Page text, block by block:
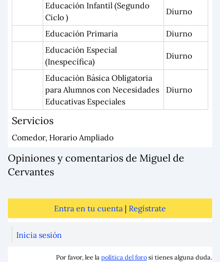
Educación Infantil (Segundo
Ciclo )
Diurno
Educación Primaria
Diurno
Educación Especial
(Inespecífica)
Diurno
Educación Básica Obligatoria
para Alumnos con Necesidades
Educativas Especiales
Diurno
Servicios
Comedor, Horario Ampliado
Opiniones y comentarios de Miguel de
Cervantes
Entra en tu cuenta | Regístrate
Inicia sesión
Por favor, lee lapolítica del forosi tienes alguna duda.